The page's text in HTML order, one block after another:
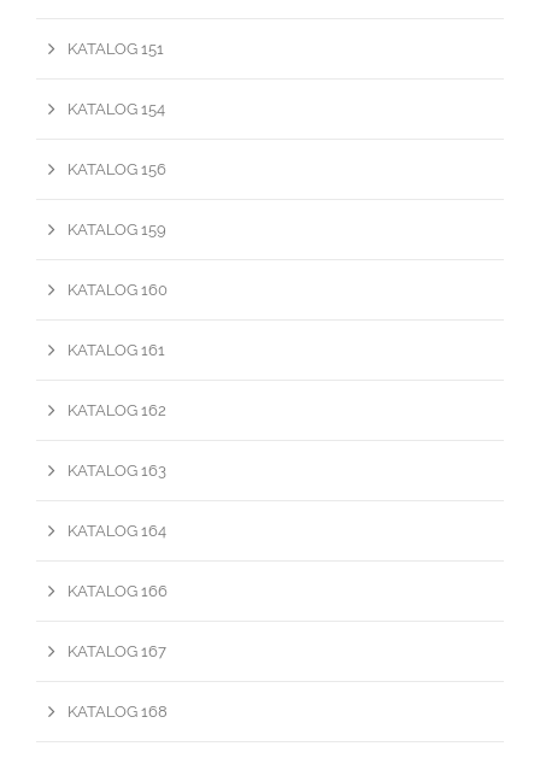
KATALOG 151
KATALOG 154
KATALOG 156
KATALOG 159
KATALOG 160
KATALOG 161
KATALOG 162
KATALOG 163
KATALOG 164
KATALOG 166
KATALOG 167
KATALOG 168